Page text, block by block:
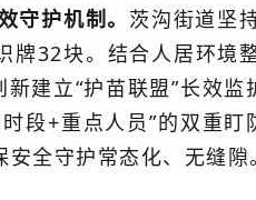
守护机制。 茨沟街道坚
牌32块。结合人居环
建立“护苗联盟”长效
段+重点人员”的双重
全守护常态化、无缝隙